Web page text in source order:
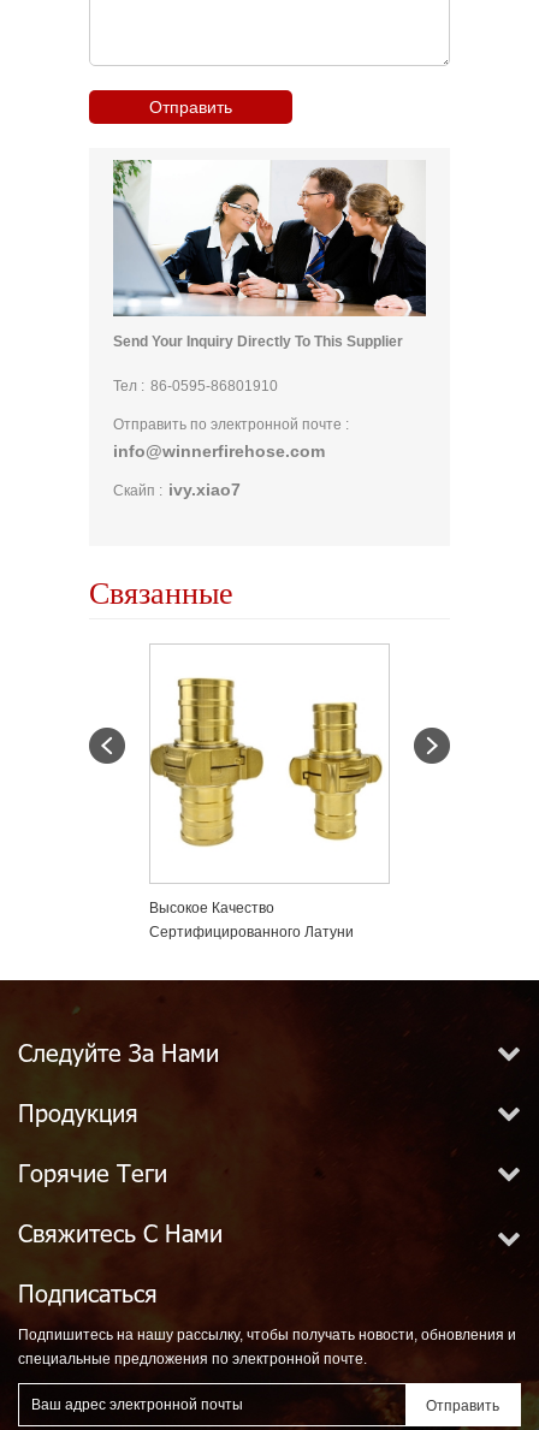
Send Your Inquiry Directly To This Supplier
Тел : 86-0595-86801910
Отправить по электронной почте :
info@winnerfirehose.com
Скайп : ivy.xiao7
Связанные
Высокое Качество
Сертифицированного Латуни
Сцепления
Следуйте За Нами
Продукция
Горячие Теги
Свяжитесь С Нами
Подписаться
Подпишитесь на нашу рассылку, чтобы получать новости, обновления и
специальные предложения по электронной почте.